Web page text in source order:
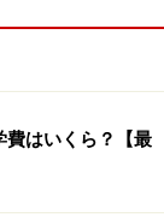
費はいくら？【最